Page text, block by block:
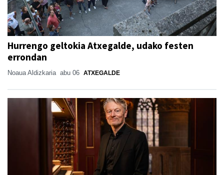
Hurrengo geltokia Atxegalde, udako festen
errondan
Noaua Aldizkaria abu 06 ATXEGALDE